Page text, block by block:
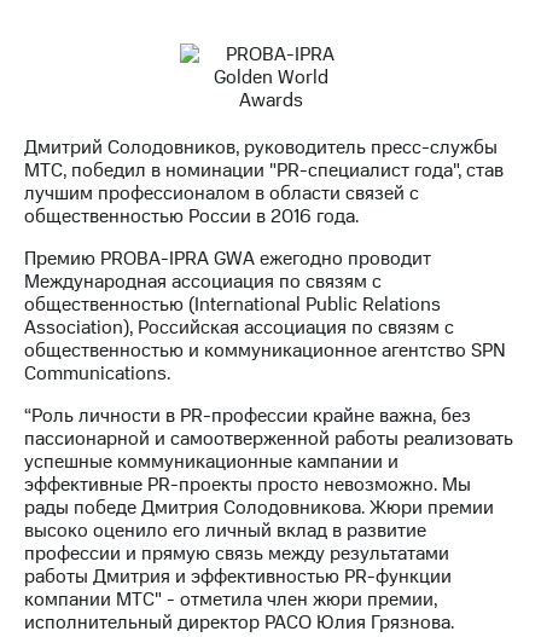
Дмитрий Солодовников, руководитель пресс-службы
МТС, победил в номинации "PR-специалист года", став
лучшим профессионалом в области связей с
общественностью России в 2016 года.
Премию PROBA-IPRA GWA ежегодно проводит
Международная ассоциация по связям с
общественностью (International Public Relations
Association), Российская ассоциация по связям с
общественностью и коммуникационное агентство SPN
Communications.
“Роль личности в PR-профессии крайне важна, без
пассионарной и самоотверженной работы реализовать
успешные коммуникационные кампании и
эффективные PR-проекты просто невозможно. Мы
рады победе Дмитрия Солодовникова. Жюри премии
высоко оценило его личный вклад в развитие
профессии и прямую связь между результатами
работы Дмитрия и эффективностью PR-функции
компании МТС" - отметила член жюри премии,
исполнительный директор РАСО Юлия Грязнова.